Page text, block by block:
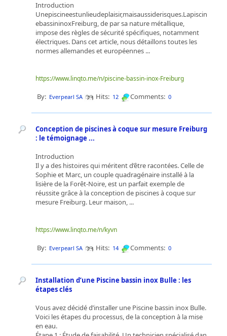
Introduction
Unepiscineestunlieudeplaisir,maisaussiderisques.Lapiscin
ebassininoxFreiburg, de par sa nature métallique,
impose des règles de sécurité spéciﬁques, notamment
électriques. Dans cet article, nous détaillons toutes les
normes allemandes et européennes ...
https://www.linqto.me/n/piscine-bassin-inox-Freiburg
By: Everpearl SA Hits: 12 Comments: 0
Conception de piscines à coque sur mesure Freiburg
: le témoignage ...
Introduction
Il y a des histoires qui méritent d’être racontées. Celle de
Sophie et Marc, un couple quadragénaire installé à la
lisière de la Forêt-Noire, est un parfait exemple de
réussite grâce à la conception de piscines à coque sur
mesure Freiburg. Leur maison, ...
https://www.linqto.me/n/kyvn
By: Everpearl SA Hits: 14 Comments: 0
Installation d’une Piscine bassin inox Bulle : les
étapes clés
Vous avez décidé d’installer une Piscine bassin inox Bulle.
Voici les étapes du processus, de la conception à la mise
en eau.